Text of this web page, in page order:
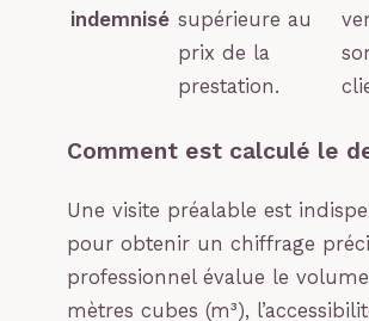
indemnisé supérieure au
prix de la
prestation.
Comment est calculé le
Une visite préalable est
pour obtenir un chiffrage
professionnel évalue le
mètres cubes (m³),